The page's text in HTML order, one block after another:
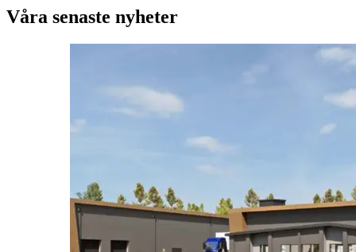
Våra senaste nyheter